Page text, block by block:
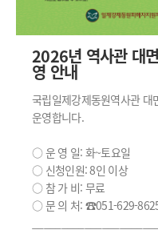
2026년 역사관 대
영 안내
국립일제강제동원역사관 대
운영합니다.
○ 운 영 일: 화~토요일
○ 신청인원: 8인 이상
○ 참 가 비: 무료
○ 문 의 처: ☎051-629-